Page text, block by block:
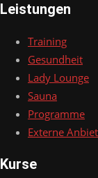
Leistungen
Training
Gesundheit
Lady Lounge
Sauna
Programme
Externe
Kurse